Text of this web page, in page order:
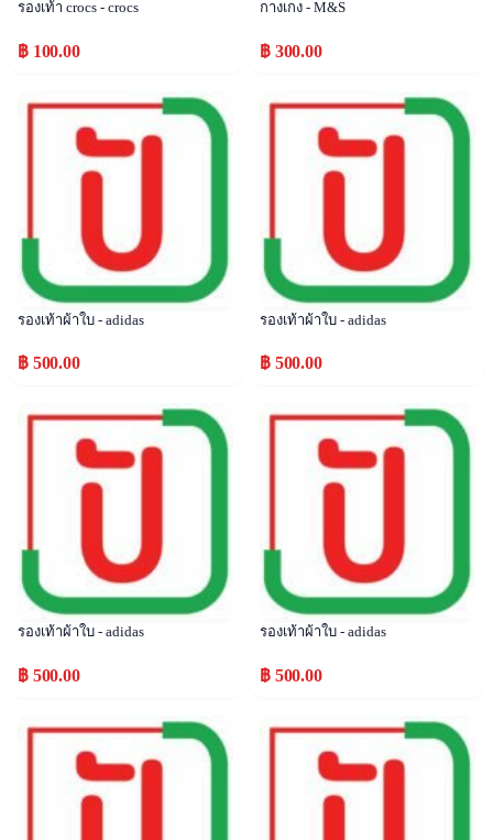
รองเท้า crocs - crocs
฿ 100.00
กางเกง - M&S
฿ 300.00
Popular
รองเท้าผ้าใบ - adidas
฿ 500.00
Popular
รองเท้าผ้าใบ - adidas
฿ 500.00
Popular
รองเท้าผ้าใบ - adidas
฿ 500.00
Popular
รองเท้าผ้าใบ - adidas
฿ 500.00
Popular Popular